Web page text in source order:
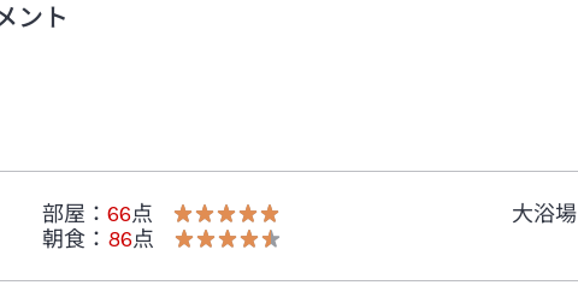
ント
部屋 ： 66点 大浴場
朝食 ： 86点